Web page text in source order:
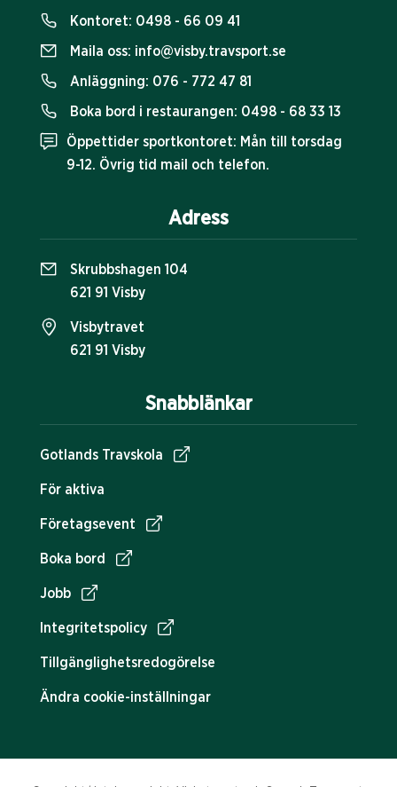
Snabblänkar
Gotlands Travskola
För aktiva
Företagsevent
Boka bord
Jobb
Integritetspolicy
Tillgänglighetsredogörelse
Ändra cookie-inställningar
Kontoret: 0498 - 66 09 41
Maila oss: info@visby.travsport.se
Anläggning: 076 - 772 47 81
Boka bord i restaurangen: 0498 - 68 33 13
Öppettider sportkontoret: Mån till torsdag
9-12. Övrig tid mail och telefon.
Adress
Skrubbshagen 104
621 91 Visby
Visbytravet
621 91 Visby